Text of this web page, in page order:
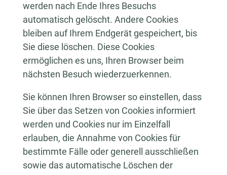
werden nach Ende Ihres Besuchs
automatisch gelöscht. Andere Cookies
bleiben auf Ihrem Endgerät gespeichert, bis
Sie diese löschen. Diese Cookies
ermöglichen es uns, Ihren Browser beim
nächsten Besuch wiederzuerkennen.
Sie können Ihren Browser so einstellen, dass
Sie über das Setzen von Cookies informiert
werden und Cookies nur im Einzelfall
erlauben, die Annahme von Cookies für
bestimmte Fälle oder generell ausschließen
sowie das automatische Löschen der